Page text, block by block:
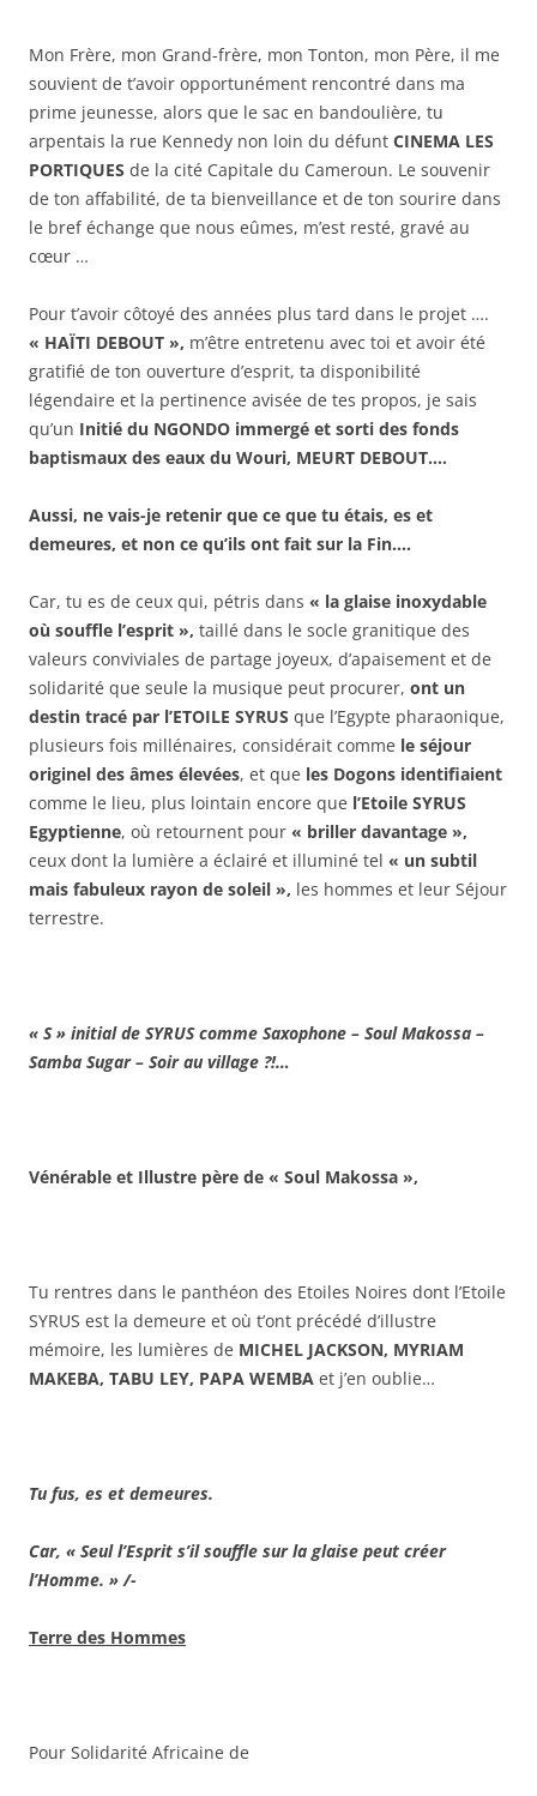
Mon Frère, mon Grand-frère, mon Tonton, mon Père, il me
souvient de t’avoir opportunément rencontré dans ma
prime jeunesse, alors que le sac en bandoulière, tu
arpentais la rue Kennedy non loin du défunt CINEMA LES
PORTIQUES de la cité Capitale du Cameroun. Le souvenir
de ton affabilité, de ta bienveillance et de ton sourire dans
le bref échange que nous eûmes, m’est resté, gravé au
cœur …
Pour t’avoir côtoyé des années plus tard dans le projet ….
« HAÏTI DEBOUT », m’être entretenu avec toi et avoir été
gratifié de ton ouverture d’esprit, ta disponibilité
légendaire et la pertinence avisée de tes propos, je sais
qu’un Initié du NGONDO immergé et sorti des fonds
baptismaux des eaux du Wouri, MEURT DEBOUT….
Aussi, ne vais-je retenir que ce que tu étais, es et
demeures, et non ce qu’ils ont fait sur la Fin….
Car, tu es de ceux qui, pétris dans « la glaise inoxydable
où souffle l’esprit », taillé dans le socle granitique des
valeurs conviviales de partage joyeux, d’apaisement et de
solidarité que seule la musique peut procurer, ont un
destin tracé par l’ETOILE SYRUS que l’Egypte pharaonique,
plusieurs fois millénaires, considérait comme le séjour
originel des âmes élevées, et que les Dogons identifiaient
comme le lieu, plus lointain encore que l’Etoile SYRUS
Egyptienne, où retournent pour « briller davantage »,
ceux dont la lumière a éclairé et illuminé tel « un subtil
mais fabuleux rayon de soleil », les hommes et leur Séjour
terrestre.
« S » initial de SYRUS comme Saxophone – Soul Makossa –
Samba Sugar – Soir au village ?!…
Vénérable et Illustre père de « Soul Makossa »,
Tu rentres dans le panthéon des Etoiles Noires dont l’Etoile
SYRUS est la demeure et où t’ont précédé d’illustre
mémoire, les lumières de MICHEL JACKSON, MYRIAM
MAKEBA, TABU LEY, PAPA WEMBA et j’en oublie…
Tu fus, es et demeures.
Car, « Seul l’Esprit s’il souffle sur la glaise peut créer
l’Homme. » /-
Terre des Hommes
Pour Solidarité Africaine de